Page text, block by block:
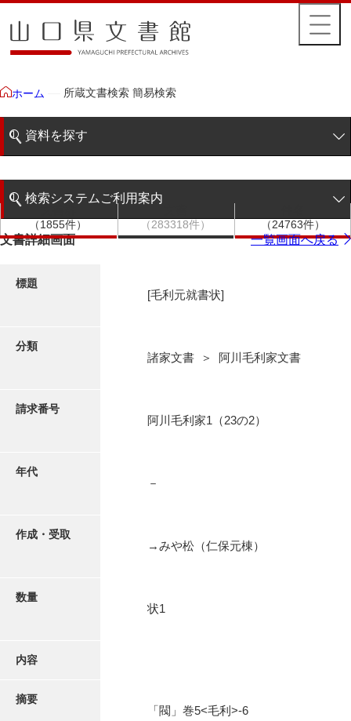
ホーム 所蔵文書検索 簡易検索
資料を探す
階層検索
写真・絵はがき
近代刊行写真帳類
検索システムご利用案内
検索システムの利用について
（1855件）
（283318件）
（24763件）
文書詳細画面 一覧画面へ戻る
標題
[毛利元就書状]
分類
諸家文書 ＞ 阿川毛利家文書
請求番号
阿川毛利家1（23の2）
年代
－
作成・受取
→みや松（仁保元棟）
数量
状1
内容
摘要
「閥」巻5<毛利>-6